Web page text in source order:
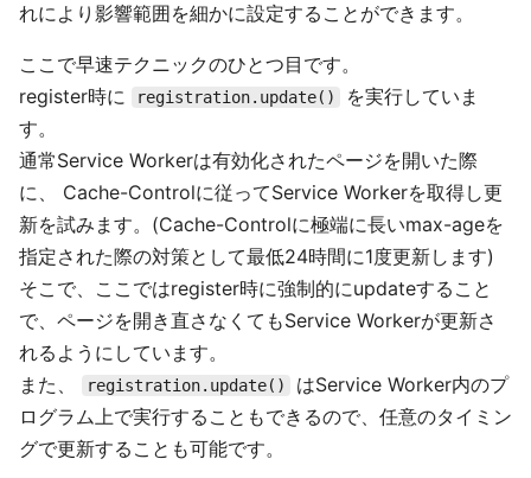
れにより影響範囲を細かに設定することができます。
ここで早速テクニックのひとつ目です。
register時に
registration.update()
を実行していま
す。
通常Service Workerは有効化されたページを開いた際
に、 Cache-Controlに従ってService Workerを取得し更
新を試みます。(Cache-Controlに極端に長いmax-ageを
指定された際の対策として最低24時間に1度更新します)
そこで、ここではregister時に強制的にupdateすること
で、ページを開き直さなくてもService Workerが更新さ
れるようにしています。
また、
registration.update()
はService Worker内のプ
ログラム上で実行することもできるので、任意のタイミン
グで更新することも可能です。